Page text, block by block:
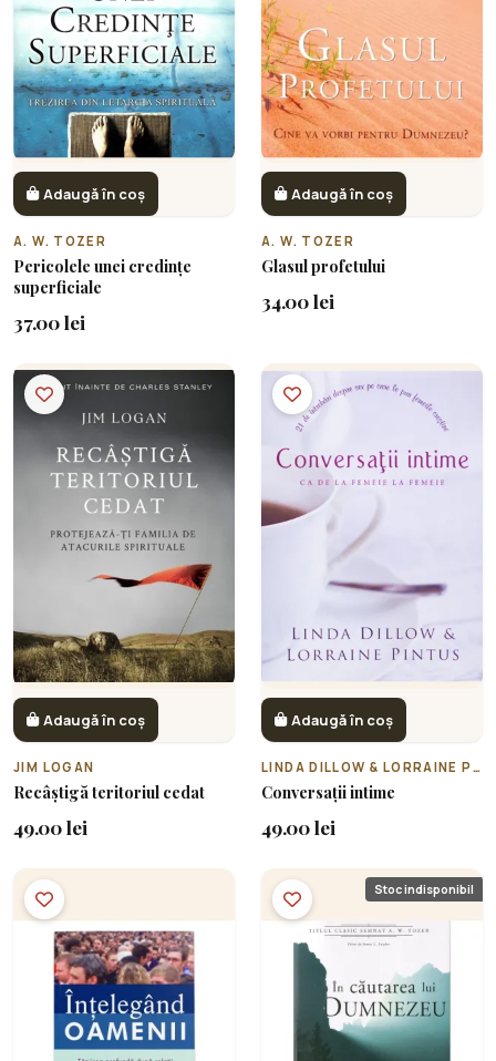
Adaugă în coș
A. W. TOZER
Pericolele unei credințe
superficiale
37.00 lei
Adaugă în coș
A. W. TOZER
Glasul profetului
34.00 lei
Adaugă în coș
JIM LOGAN
Recâștigă teritoriul cedat
49.00 lei
Adaugă în coș
LINDA DILLOW & LORRAINE PINTUS
Conversații intime
49.00 lei
Stoc indisponibil